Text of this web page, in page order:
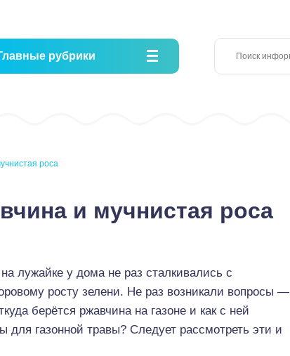
рубрики
роса
и мучнистая роса
лужайке у дома не раз сталкивались с
росту зелени. Не раз возникали вопросы —
берётся ржавчина на газоне и как с ней
для газонной травы? Следует рассмотреть эти и